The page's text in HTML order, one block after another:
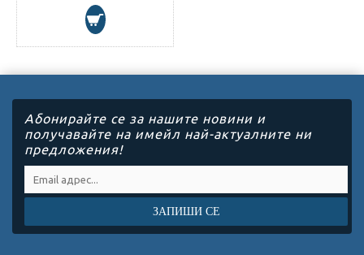
Абонирайте се за нашите новини и
получавайте на имейл най-актуалните ни
предложения!
ЗАПИШИ СЕ